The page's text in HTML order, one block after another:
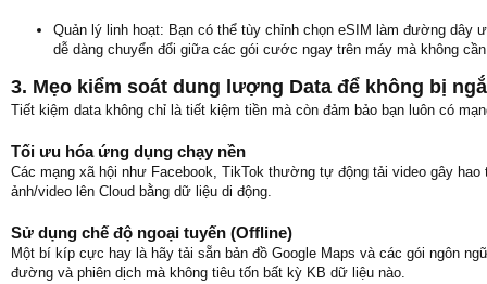
Quản lý linh hoạt: Bạn có thể tùy chỉnh chọn eSIM làm đường dây
dễ dàng chuyển đổi giữa các gói cước ngay trên máy mà không
3. Mẹo kiểm soát dung lượng Data để không bị
Tiết kiệm data không chỉ là tiết kiệm tiền mà còn đảm bảo bạn luôn có
Tối ưu hóa ứng dụng chạy nền
Các mạng xã hội như Facebook, TikTok thường tự động tải video gây
ảnh/video lên Cloud bằng dữ liệu di động.
Sử dụng chế độ ngoại tuyến (Offline)
Một bí kíp cực hay là hãy tải sẵn bản đồ Google Maps và các gói ngôn
đường và phiên dịch mà không tiêu tốn bất kỳ KB dữ liệu nào.